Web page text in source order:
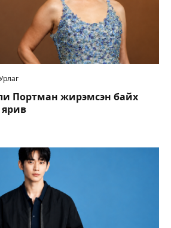
Портман жирэмсэн байх
ярив